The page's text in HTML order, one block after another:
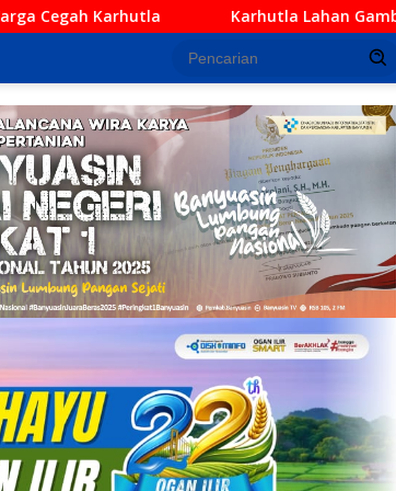
Karhutla Lahan Gambut di Palem Raya Ogan Ilir,